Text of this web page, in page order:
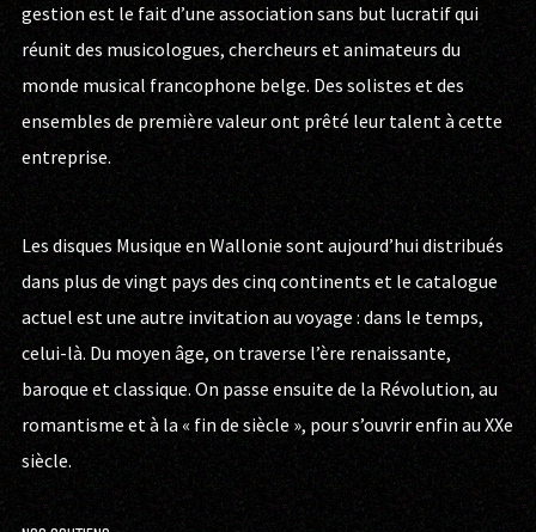
gestion est le fait d’une association sans but lucratif qui
réunit des musicologues, chercheurs et animateurs du
monde musical francophone belge. Des solistes et des
ensembles de première valeur ont prêté leur talent à cette
entreprise.
Les disques Musique en Wallonie sont aujourd’hui distribués
dans plus de vingt pays des cinq continents et le catalogue
actuel est une autre invitation au voyage : dans le temps,
celui-là. Du moyen âge, on traverse l’ère renaissante,
baroque et classique. On passe ensuite de la Révolution, au
romantisme et à la « fin de siècle », pour s’ouvrir enfin au XXe
siècle.